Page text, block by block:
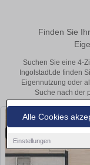
Alle Cookies
Einstellungen
Finden Sie
Suchen Sie eine 4-
Ingolstadt.de finden
Eigennutzung oder
Suche nach der